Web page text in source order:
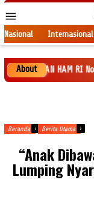
ke
kontenMobile
Nasional Internasional
AboutDAN HAM RI
Beranda Berita Utama
“Anak
Lumping